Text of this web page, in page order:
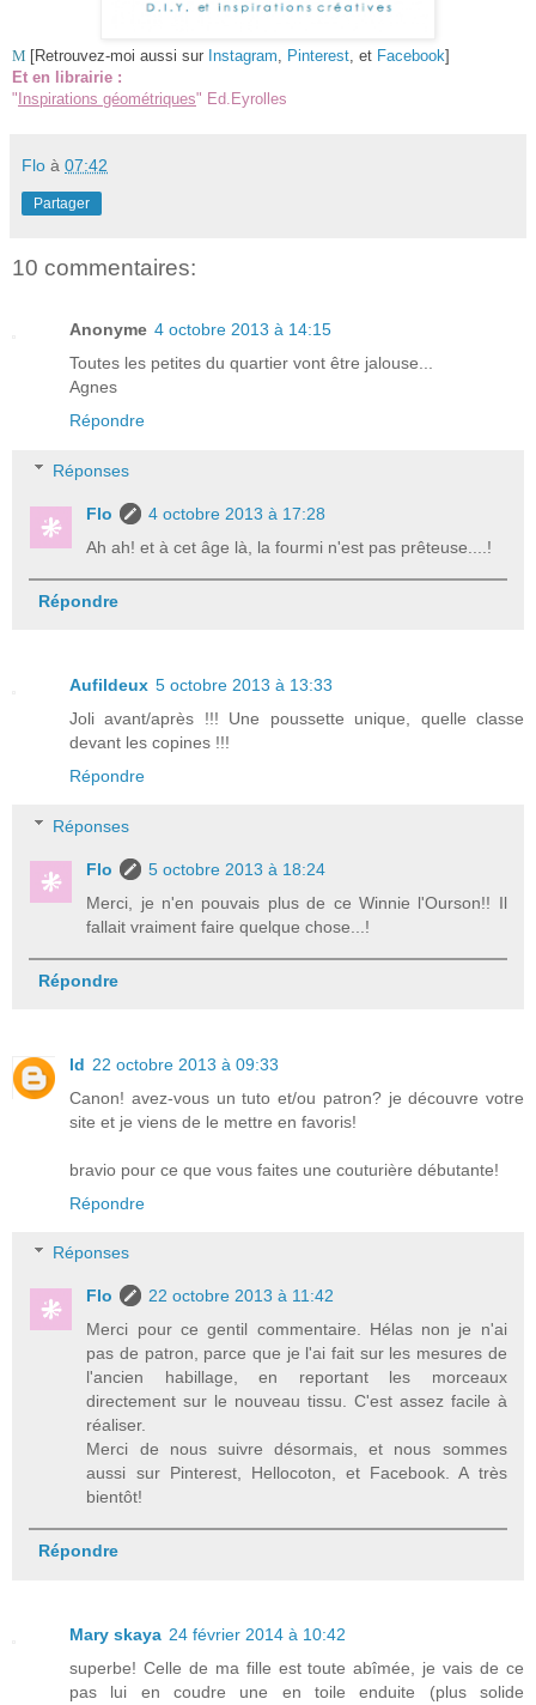
M [Retrouvez-moi aussi sur Instagram Pinterest , et Facebook]
Et en librairie :
" Inspirations géométriques" Ed.Eyrolles
Flo à 07:42
Partager
10 commentaires:
Anonyme 4 octobre 2013 à 14:15
Toutes les petites du quartier vont être jalouse...
Agnes
Répondre
Réponses
Flo
4 octobre 2013 à 17:28
Ah ah! et à cet âge là, la fourmi n'est pas prêteuse....!
Répondre
Aufildeux 5 octobre 2013 à 13:33
Joli avant/après !!! Une poussette unique, quelle classe
devant les copines !!!
Répondre
Réponses
Flo
5 octobre 2013 à 18:24
Merci, je n'en pouvais plus de ce Winnie l'Ourson!! Il
fallait vraiment faire quelque chose...!
Répondre
ld 22 octobre 2013 à 09:33
Canon! avez-vous un tuto et/ou patron? je découvre votre
site et je viens de le mettre en favoris!
bravio pour ce que vous faites une couturière débutante!
Répondre
Réponses
Flo
22 octobre 2013 à 11:42
Merci pour ce gentil commentaire. Hélas non je n'ai
pas de patron, parce que je l'ai fait sur les mesures de
l'ancien habillage, en reportant les morceaux
directement sur le nouveau tissu. C'est assez facile à
réaliser.
Merci de nous suivre désormais, et nous sommes
aussi sur Pinterest, Hellocoton, et Facebook. A très
bientôt!
Répondre
Mary skaya 24 février 2014 à 10:42
superbe! Celle de ma fille est toute abîmée, je vais de ce
pas lui en coudre une en toile enduite (plus solide